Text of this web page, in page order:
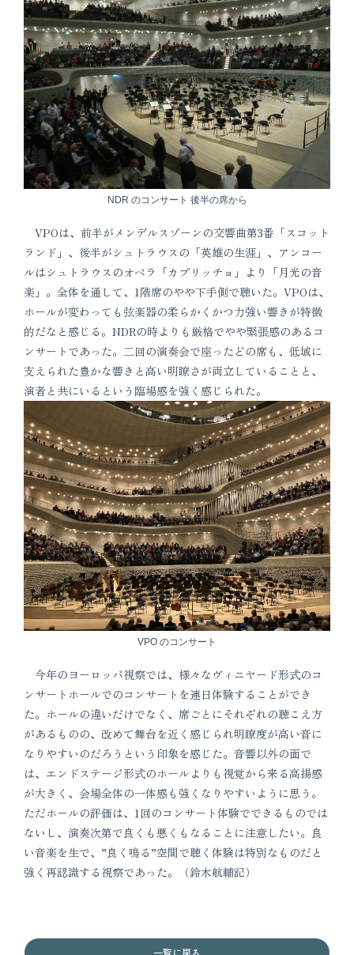
NDR のコンサート 後半の席から
VPOは、前半がメンデルスゾーンの交響曲第3番「スコット
ランド」、後半がシュトラウスの「英雄の生涯」、アンコー
ルはシュトラウスのオペラ「カプリッチョ」より「月光の音
楽」。全体を通して、1階席のやや下手側で聴いた。VPOは、
ホールが変わっても弦楽器の柔らかくかつ力強い響きが特徴
的だなと感じる。NDRの時よりも厳格でやや緊張感のあるコ
ンサートであった。二回の演奏会で座ったどの席も、低域に
支えられた豊かな響きと高い明瞭さが両立していることと、
演者と共にいるという臨場感を強く感じられた。
VPO のコンサート
今年のヨーロッパ視察では、様々なヴィニヤード形式のコ
ンサートホールでのコンサートを連日体験することができ
た。ホールの違いだけでなく、席ごとにそれぞれの聴こえ方
があるものの、改めて舞台を近く感じられ明瞭度が高い音に
なりやすいのだろうという印象を感じた。音響以外の面で
は、エンドステージ形式のホールよりも視覚から来る高揚感
が大きく、会場全体の一体感も強くなりやすいように思う。
ただホールの評価は、1回のコンサート体験でできるものでは
ないし、演奏次第で良くも悪くもなることに注意したい。良
い音楽を生で、”良く鳴る”空間で聴く体験は特別なものだと
強く再認識する視察であった。（鈴木航輔記）